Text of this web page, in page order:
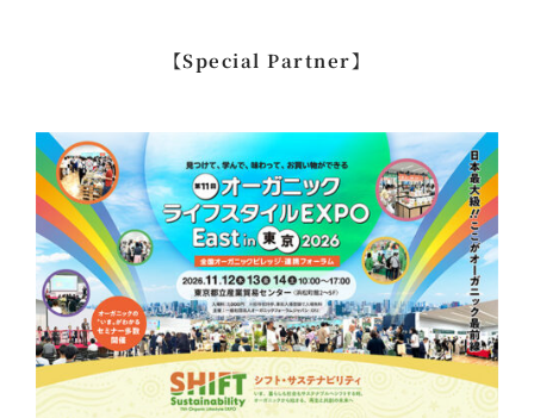
【Special Partner】